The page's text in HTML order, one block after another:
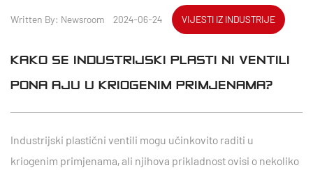
Written By: Newsroom 2024-06-24 VIJESTI IZ INDUSTRIJE
KAKO SE INDUSTRIJSKI PLASTIČNI VENTILI
PONAŠAJU U KRIOGENIM PRIMJENAMA?
Industrijski plastični ventili mogu učinkovito raditi u
kriogenim primjenama, ali njihova prikladnost ovisi o nekoliko